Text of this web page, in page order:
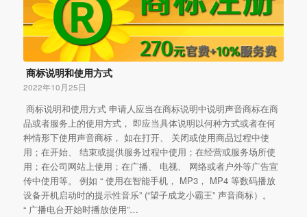
商标说明和使用方式
2022年10月25日
商标说明和使用方式 申请人应当在商标说明中说明声音商标在商
品或者服务上的使用方式， 即应当具体说明以何种方式或者在何
种情形下使用声音商标， 如在打开、 关闭或使用商品过程中使
用；在开始、 结束或提供服务过程中使用；在经营或服务场所使
用；在公司网站上使用；在广播、 电视、 网络或者户外等广告宣
传中使用等。 例如 “ 使用在智能手机， MP3， MP4 等数码播放
设备开机启动时的提示性音乐” (“望子成龙小霸王” 声音商标）。
“ 广播电台开始时播放使用”…